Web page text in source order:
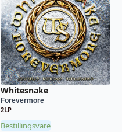
Whitesnake
Forevermore
2LP
Bestillingsvare